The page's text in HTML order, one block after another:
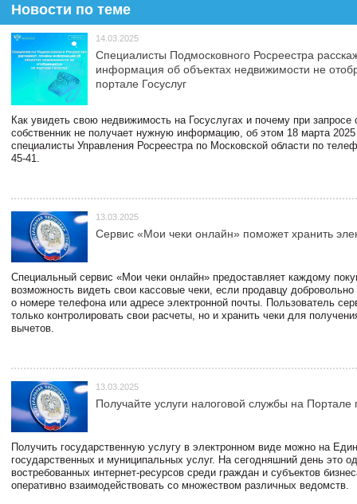
Новости по теме
14.03.2025
Специалисты Подмосковного Росреестра
информация об объектах недвижимости не
портале Госуслуг
Как увидеть свою недвижимость на Госуслугах и почему при запросе
собственник не получает нужную информацию, об этом 18 марта 2025
специалисты Управления Росреестра по Московской области по
45-41.
13.03.2025
Сервис «Мои чеки онлайн» поможет хранить
Специальный сервис «Мои чеки онлайн» предоставляет каждому
возможность видеть свои кассовые чеки, если продавцу
о номере телефона или адресе электронной почты. Пользователь
только контролировать свои расчеты, но и хранить чеки для
вычетов.
13.03.2025
Получайте услуги налоговой службы на Портале
Получить государственную услугу в электронном виде можно на
государственных и муниципальных услуг. На сегодняшний день это
востребованных интернет-ресурсов среди граждан и субъектов
оперативно взаимодействовать со множеством различных ведомств.